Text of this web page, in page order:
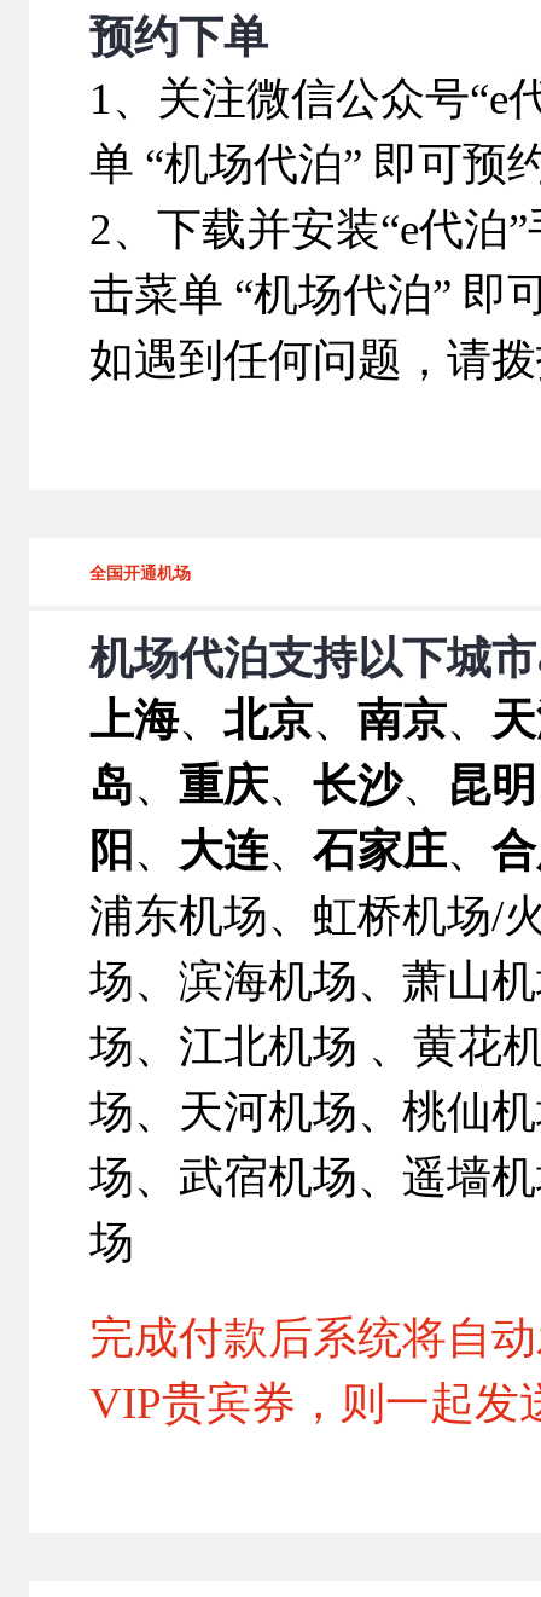
预约下单
1、关注微信公众号“e
单 “机场代泊” 即可预
2、下载并安装“e代泊
击菜单 “机场代泊” 即
如遇到任何问题，请
全国开通机场
机场代泊支持以下城
上海、 北京、 南京、
岛、 重庆、 长沙、 昆明
阳 、 大连、 石家庄、
浦东机场、虹桥机场/
场、滨海机场、萧山
场、江北机场 、黄花
场、天河机场、桃仙
场、武宿机场、遥墙
场
完成付款后系统将自
VIP贵宾券，则一起发